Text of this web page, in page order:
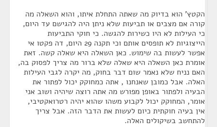
הקטץ' הוא בדיוק מה שאתה התחלת איתו, והוא השאלה מה
קורה אם מצבים או תביעות שלא ניתן היה להגישם עד היום,
כי העילות לא היו כשירות להגשה. כי חוקי התביעות
הייצוגיות לא תופסים אותם וכי תקנה 29 היום, דה פקטו אי
אפשר לעשות בה שימוש. כאן השאלה היא שאלה קשה. זאת
אומרת כאן השאלה היא שאלה שלא ברור מה צריך לפסוק בה,
האם נניח שלא נאמר שום דבר בחוק, מה יקרה לגבי העילות
האלה. אבל כמובן שאנחנו , אתה כמחוקק יכול לפתור את
הבעיה ולפתור באופן מפורש מה אתה רוצה שיהיה ושוב אני
אומר, המחוקק יכול לקבוע משהו שהוא יהיה רטרואקטיבי,
אין בעיה חוקתית כיום לעשות את הדבר הזה. אבל צריך
להתחשב בשיקולים האלה.